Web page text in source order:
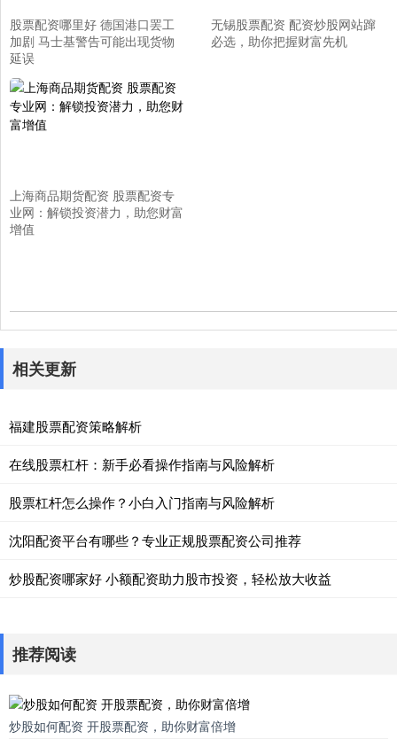
股票配资哪里好 德国港口罢工
加剧 马士基警告可能出现货物
延误
无锡股票配资 配资炒股网站蹿
必选，助你把握财富先机
上海商品期货配资 股票配资专
业网：解锁投资潜力，助您财富
增值
相关更新
福建股票配资策略解析
在线股票杠杆：新手必看操作指南与风险解析
股票杠杆怎么操作？小白入门指南与风险解析
沈阳配资平台有哪些？专业正规股票配资公司推荐
炒股配资哪家好 小额配资助力股市投资，轻松放大收益
推荐阅读
炒股如何配资 开股票配资，助你财富倍增